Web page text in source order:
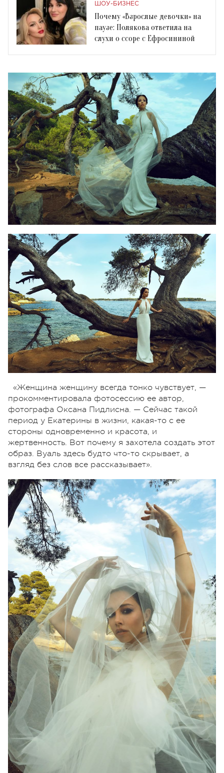
ШОУ-БИЗНЕС
Почему «Взрослые девочки» на
паузе: Полякова ответила на
слухи о ссоре с Ефросининой
«Женщина женщину всегда тонко чувствует, —
прокомментировала фотосессию ее автор,
фотографа Оксана Пидлисна. — Сейчас такой
период у Екатерины в жизни, какая-то с ее
стороны одновременно и красота, и
жертвенность. Вот почему я захотела создать этот
образ. Вуаль здесь будто что-то скрывает, а
взгляд без слов все рассказывает».